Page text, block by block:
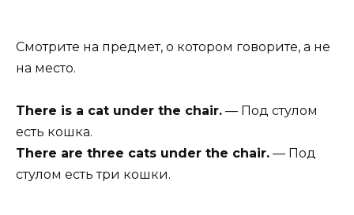
Смотрите на предмет, о котором говорите, а не
на место.
There is a cat under the chair. — Под стулом
есть кошка.
There are three cats under the chair. — Под
стулом есть три кошки.